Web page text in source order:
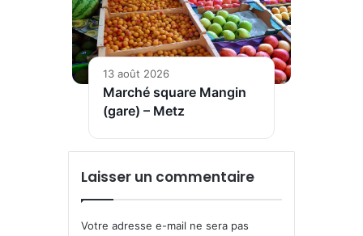
13 août 2026
Marché square Mangin
(gare) – Metz
Laisser un commentaire
Votre adresse e-mail ne sera pas